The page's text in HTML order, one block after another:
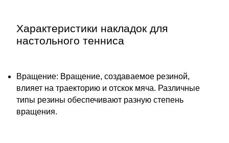
Характеристики накладок для
настольного тенниса
Вращение: Вращение, создаваемое резиной,
влияет на траекторию и отскок мяча. Различные
типы резины обеспечивают разную степень
вращения.